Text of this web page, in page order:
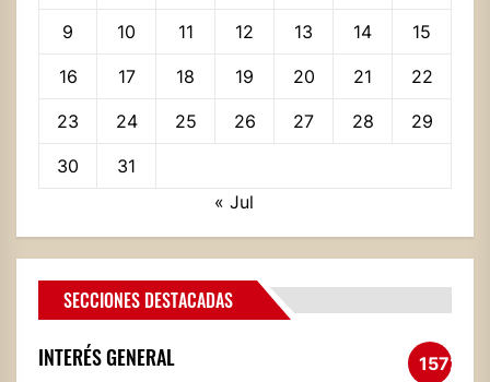
9 10 11 12 13 14 15
16 17 18 19 20 21 22
23 24 25 26 27 28 29
30
31
« Jul
SECCIONES DESTACADAS
INTERÉS GENERAL 1572